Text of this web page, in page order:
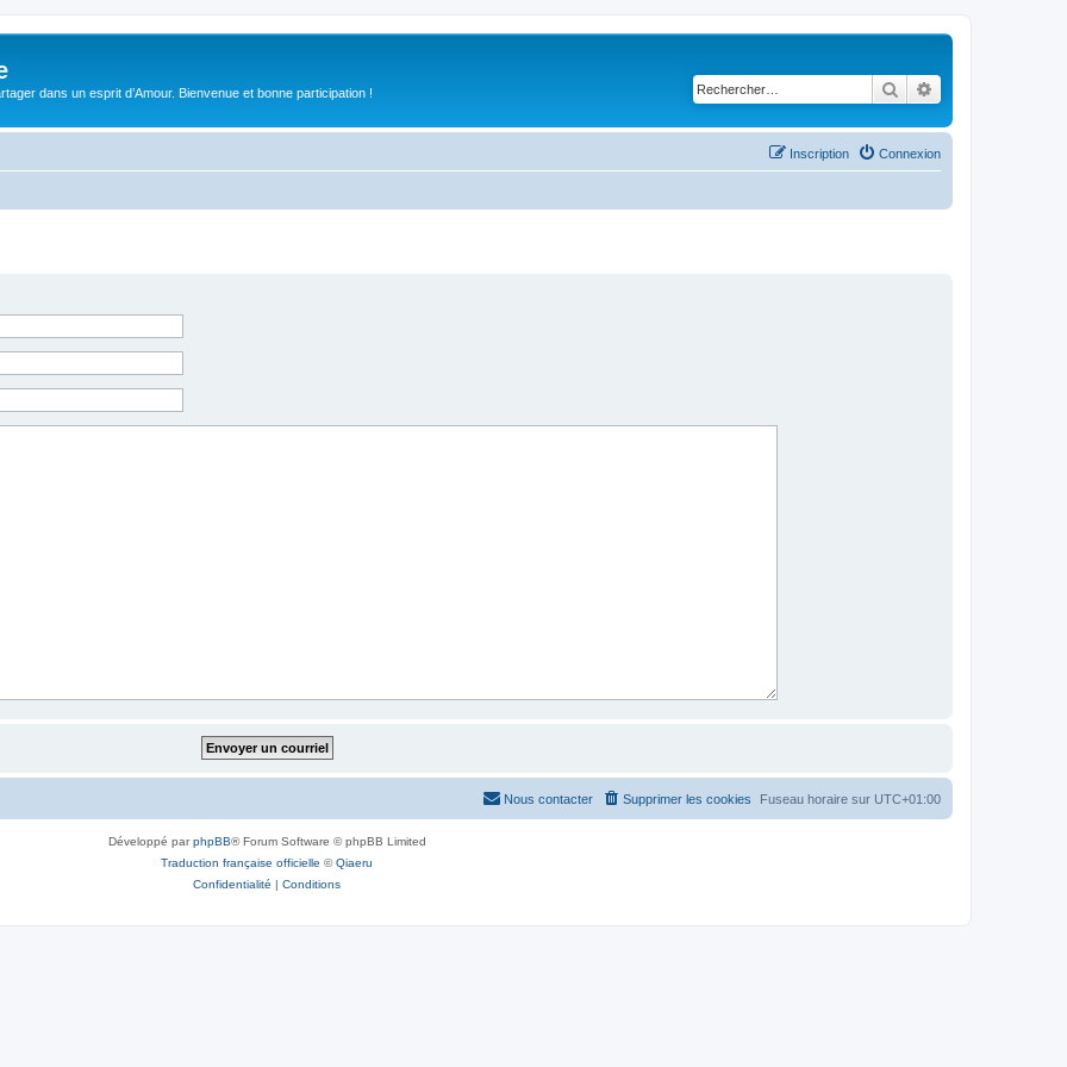
dans un esprit d’Amour. Bienvenue et bonne participation ! Rechercher
Connexion
Inscription
Fuseau horaire sur UTC+01:00
Supprimer les cookies
Nous contacter
Développé parphpBB® Forum Software © phpBB Limited
Traduction française officielle ©Qiaeru
Confidentialité | Conditions